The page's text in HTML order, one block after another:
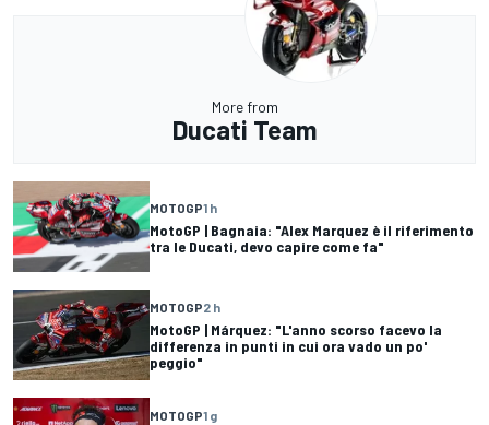
More from
Ducati Team
MOTOGP1 h
MotoGP | Bagnaia: "Alex Marquez è il riferimento
tra le Ducati, devo capire come fa"
MOTOGP2 h
MotoGP | Márquez: "L'anno scorso facevo la
differenza in punti in cui ora vado un po'
peggio"
MOTOGP1 g